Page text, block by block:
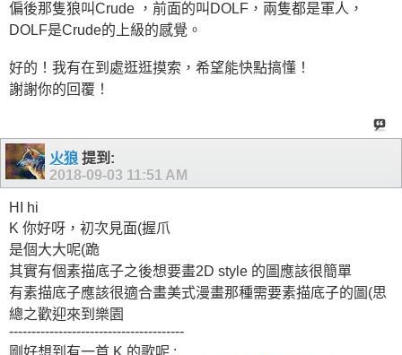
偏後那隻狼叫Crude ，前面的叫DOLF，兩隻都是軍人，
DOLF是Crude的上級的感覺。
好的！我有在到處逛逛摸索，希望能快點搞懂！
謝謝你的回覆！
火狼 提到:
2018-09-03 11:51 AM
HI hi
K 你好呀，初次見面(握爪
是個大大呢(跪
其實有個素描底子之後想要畫2D style 的圖應該很簡單
有素描底子應該很適合畫美式漫畫那種需要素描底子的圖(思
總之歡迎來到樂園
---------------------------------------
剛好想到有一首 K 的歌呢 :